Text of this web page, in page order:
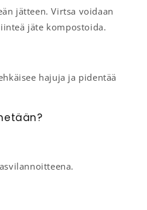
jätteen. Virtsa voidaan
jäte kompostoida.
hajuja ja pidentää